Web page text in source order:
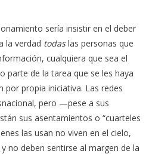
sería insistir en el deber
la verdad todaslas personas que
cualquiera que sea el
parte de la tarea que se les haya
propia iniciativa. Las redes
pero —pese a sus
sus asentamientos o “cuarteles
las usan no viven en el cielo,
no deben sentirse al margen de la